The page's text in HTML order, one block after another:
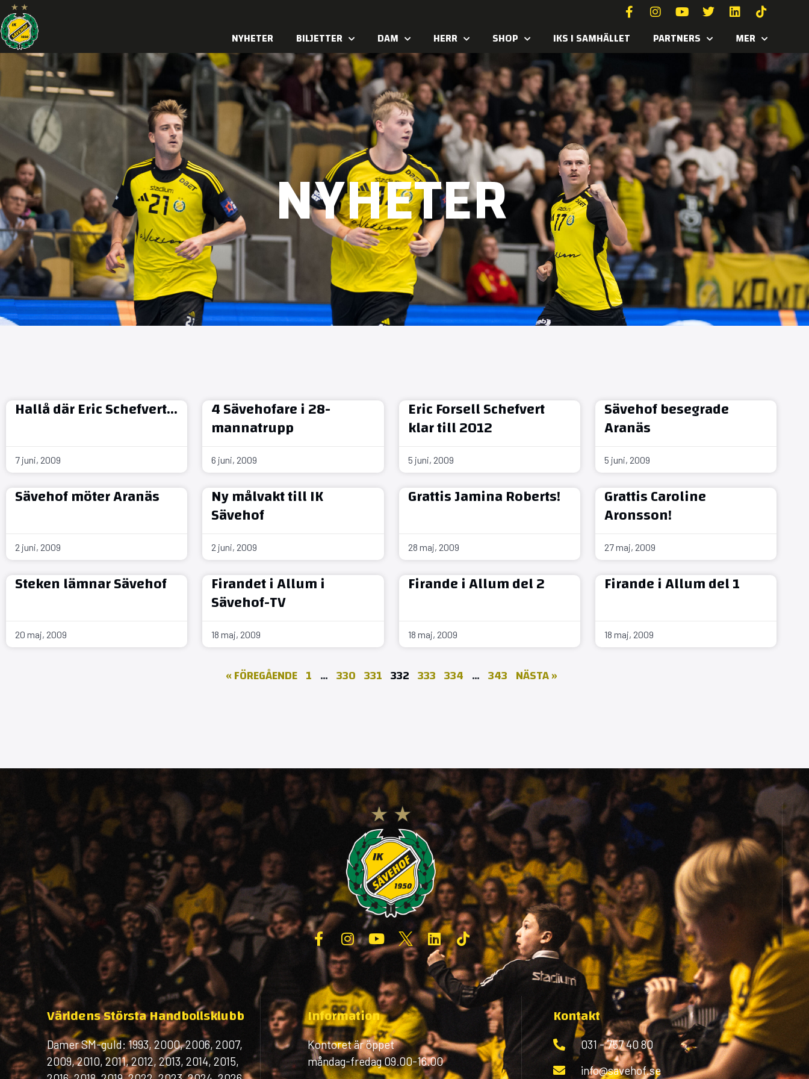
NYHETER BILJETTER DAM HERR SHOP IKS I SAMHÄLLET PARTNERS MER
NYHETER
Hallå där Eric Schefvert…
7 juni, 2009
4 Sävehofare i 28-
mannatrupp
6 juni, 2009
Eric Forsell Schefvert
klar till 2012
5 juni, 2009
Sävehof besegrade
Aranäs
5 juni, 2009
Sävehof möter Aranäs
2 juni, 2009
Ny målvakt till IK
Sävehof
2 juni, 2009
Grattis Jamina Roberts!
28 maj, 2009
Grattis Caroline
Aronsson!
27 maj, 2009
Steken lämnar Sävehof
20 maj, 2009
Firandet i Allum i
Sävehof-TV
18 maj, 2009
Firande i Allum del 2
18 maj, 2009
Firande i Allum del 1
18 maj, 2009
« FÖREGÅENDE 1 … 330 331 332 333 334 … 343 NÄSTA »
Världens Största Handbollsklubb
Damer SM-guld: 1993, 2000, 2006, 2007,
2009, 2010, 2011, 2012, 2013, 2014, 2015,
Information
Kontoret är öppet
måndag-fredag 09.00-16.00
Kontakt
031 - 757 40 80
info@savehof.se